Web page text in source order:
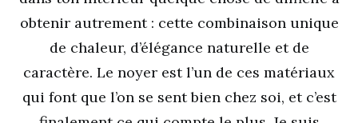
obtenir autrement : cette combinaison unique
de chaleur, d’élégance naturelle et de
caractère. Le noyer est l’un de ces matériaux
qui font que l’on se sent bien chez soi, et c’est